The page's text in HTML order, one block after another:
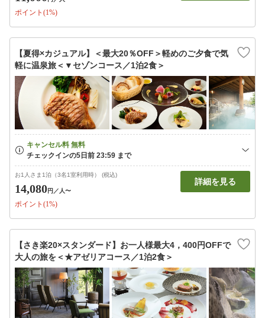
ポイント(1%)
【夏得×カジュアル】＜最大20％OFF＞軽めのご夕食で気
軽に温泉旅＜▼セゾンコース／1泊2食＞
お1人さま1泊（3名1室利用時） (税込)
14,080円 ／人〜
ポイント(1%)
詳細を見る
【さき楽20×スタンダード】お一人様最大4，400円OFFで
大人の旅を＜★アゼリアコース／1泊2食＞